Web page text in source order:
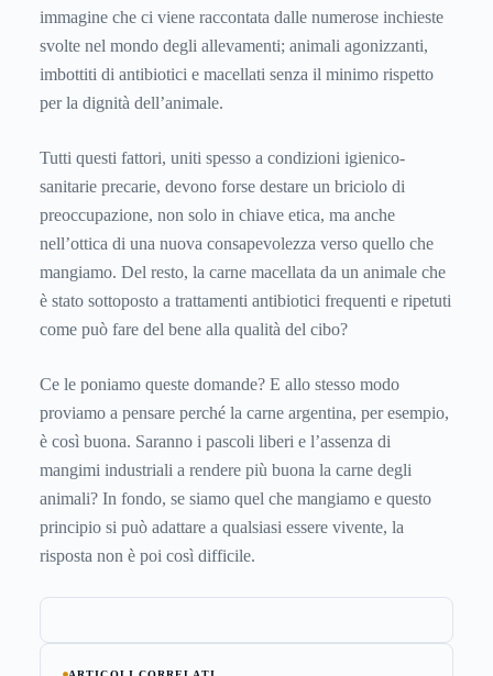
immagine che ci viene raccontata dalle numerose inchieste
svolte nel mondo degli allevamenti; animali agonizzanti,
imbottiti di antibiotici e macellati senza il minimo rispetto
per la dignità dell’animale.
Tutti questi fattori, uniti spesso a condizioni igienico-
sanitarie precarie, devono forse destare un briciolo di
preoccupazione, non solo in chiave etica, ma anche
nell’ottica di una nuova consapevolezza verso quello che
mangiamo. Del resto, la carne macellata da un animale che
è stato sottoposto a trattamenti antibiotici frequenti e ripetuti
come può fare del bene alla qualità del cibo?
Ce le poniamo queste domande? E allo stesso modo
proviamo a pensare perché la carne argentina, per esempio,
è così buona. Saranno i pascoli liberi e l’assenza di
mangimi industriali a rendere più buona la carne degli
animali? In fondo, se siamo quel che mangiamo e questo
principio si può adattare a qualsiasi essere vivente, la
risposta non è poi così difficile.